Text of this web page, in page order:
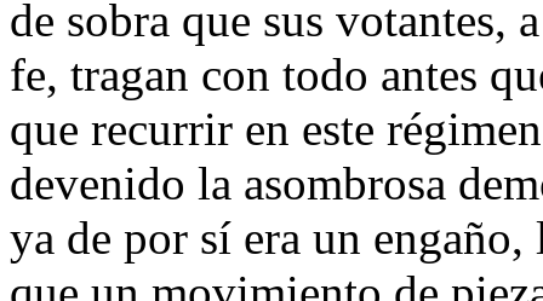
de sobra que sus votantes,
fe, tragan con todo antes
que recurrir en este
devenido la asombrosa
ya de por sí era un